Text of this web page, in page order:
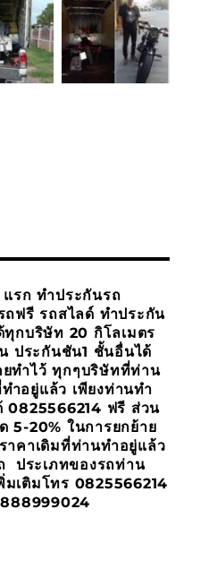
แรก ทำประกันรถ
ถฟรี รถสไลด์ ทำประกัน
ทุกบริษัท 20 กิโลเมตร
น ประกันชัน1 ชั้นอื่นได้
ทำไว้ ทุกๆบริษัทที่ท่าน
ำอยู่แล้ว เพียงท่านทำ
0825566214 ฟรี ส่วน
5-20% ในการยกย้าย
าคาเดิมที่ท่านทำอยู่แล้ว
ประเภทของรถท่าน
เติมโทร 0825566214